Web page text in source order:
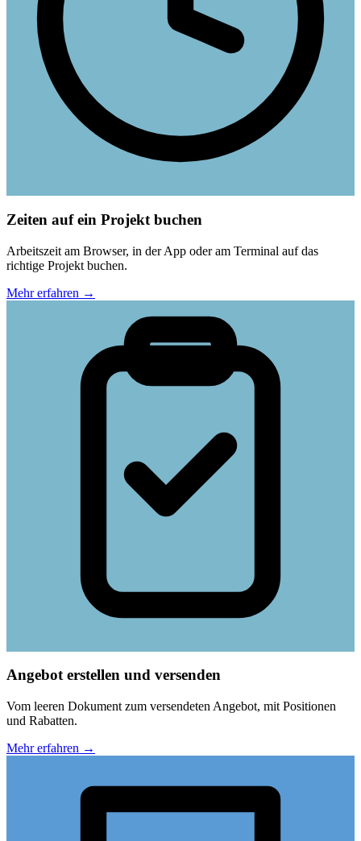
Zeiten auf ein Projekt buchen
Arbeitszeit am Browser, in der App oder am Terminal auf das
richtige Projekt buchen.
Mehr erfahren →
Angebot erstellen und versenden
Vom leeren Dokument zum versendeten Angebot, mit Positionen
und Rabatten.
Mehr erfahren →